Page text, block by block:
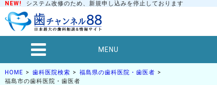
NEW! システム改修のため、新規申し込みを停止しております
MENU
HOME 歯科医院検索
福島県の歯科医院・歯医者
福島市の歯科医院・歯医者